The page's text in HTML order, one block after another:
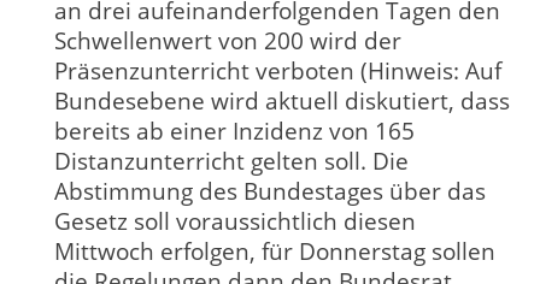
an drei aufeinanderfolgenden Tagen den
Schwellenwert von 200 wird der
Präsenzunterricht verboten (Hinweis: Auf
Bundesebene wird aktuell diskutiert, dass
bereits ab einer Inzidenz von 165
Distanzunterricht gelten soll. Die
Abstimmung des Bundestages über das
Gesetz soll voraussichtlich diesen
Mittwoch erfolgen, für Donnerstag sollen